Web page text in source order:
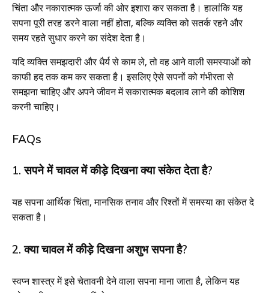
चिंता और नकारात्मक ऊर्जा की ओर इशारा कर सकता है। हालांकि यह
सपना पूरी तरह डरने वाला नहीं होता, बल्कि व्यक्ति को सतर्क रहने और
समय रहते सुधार करने का संदेश देता है।
यदि व्यक्ति समझदारी और धैर्य से काम ले, तो वह आने वाली समस्याओं को
काफी हद तक कम कर सकता है। इसलिए ऐसे सपनों को गंभीरता से
समझना चाहिए और अपने जीवन में सकारात्मक बदलाव लाने की कोशिश
करनी चाहिए।
FAQs
1. सपने में चावल में कीड़े दिखना क्या संकेत देता है?
यह सपना आर्थिक चिंता, मानसिक तनाव और रिश्तों में समस्या का संकेत दे
सकता है।
2. क्या चावल में कीड़े दिखना अशुभ सपना है?
स्वप्न शास्त्र में इसे चेतावनी देने वाला सपना माना जाता है, लेकिन यह